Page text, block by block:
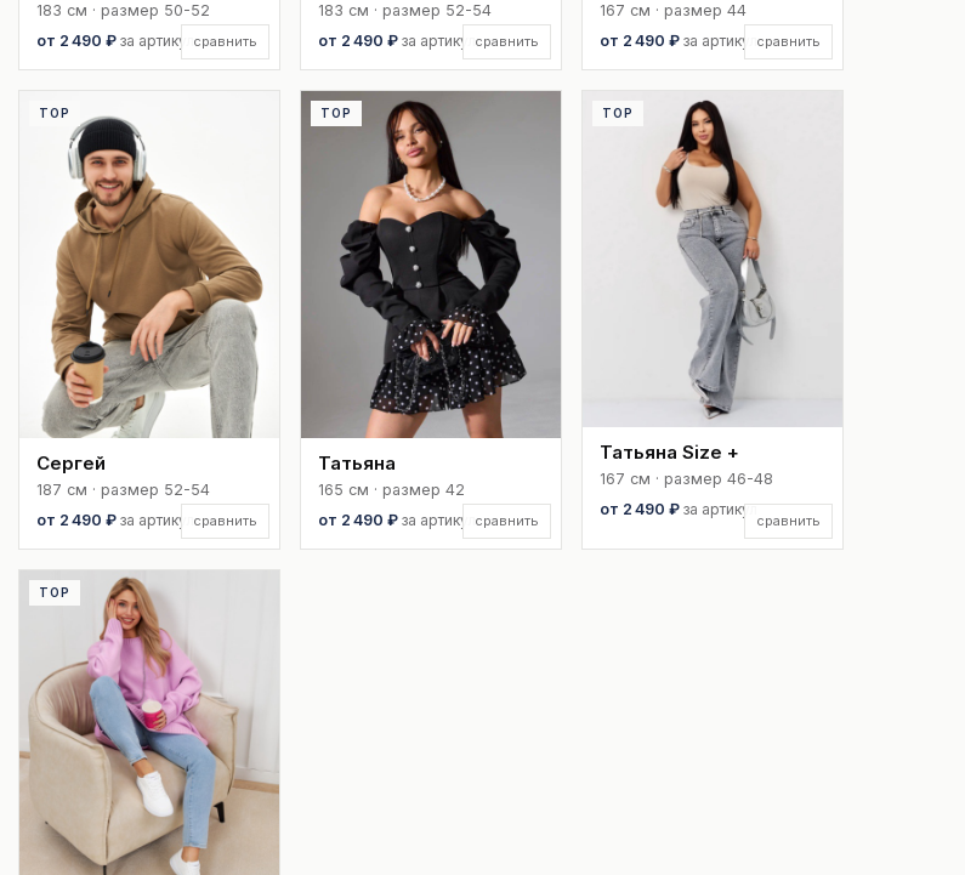
сравнить
183 см · размер 50-52
от 2 490 ₽ за артикул сравнить
183 см · размер 52-54
от 2 490 ₽ за артикул сравнить
167 см · размер 44
от 2 490 ₽ за артикул
сравнить
TOP
Сергей
187 см · размер 52-54
от 2 490 ₽ за артикул сравнить
TOP
Татьяна
165 см · размер 42
от 2 490 ₽ за артикул сравнить
TOP
Татьяна Size +
167 см · размер 46-48
от 2 490 ₽ за артикул
TOP